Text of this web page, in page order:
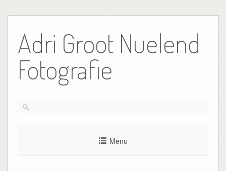
de
inhoud
Adri Groot Nuelend
Fotografie
Menu